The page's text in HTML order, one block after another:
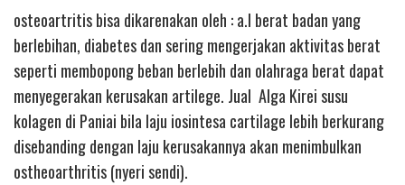
osteoartritis bisa dikarenakan oleh : a.l berat badan yang
berlebihan, diabetes dan sering mengerjakan aktivitas berat
seperti membopong beban berlebih dan olahraga berat dapat
menyegerakan kerusakan artilege. Jual Alga Kirei susu
kolagen di Paniai bila laju iosintesa cartilage lebih berkurang
disebanding dengan laju kerusakannya akan menimbulkan
ostheoarthritis (nyeri sendi).